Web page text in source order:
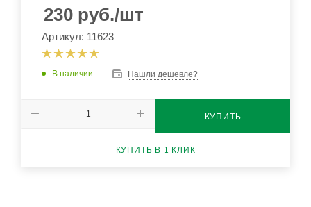
230 руб./шт
Артикул: 11623
В наличии Нашли дешевле?
КУПИТЬ
КУПИТЬ В 1 КЛИК